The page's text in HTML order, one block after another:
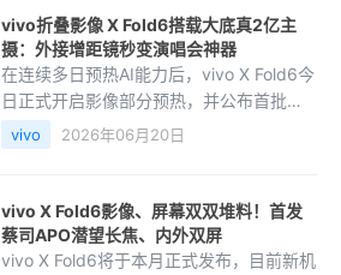
vivo折叠影像 X Fold6搭载大底真2亿主
摄：外接增距镜秒变演唱会神器
在连续多日预热AI能力后，vivo X Fold6今
日正式开启影像部分预热，并公布首批实
拍样张。vivo产品经理韩伯啸表示，很多
用户喜欢折叠屏的大屏体验和生产力属
vivo 2026年06月20日
vivo X Fold6影像、屏幕双双堆料！首发
蔡司APO潜望长焦、内外双屏
vivo X Fold6将于本月正式发布，目前新机